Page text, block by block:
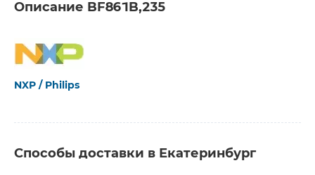
Описание BF861B,235
NXP / Philips
Способы доставки в Екатеринбург